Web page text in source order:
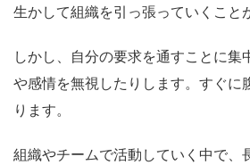
生かして組織を引っ張っていくこと
しかし、自分の要求を通すことに集
や感情を無視したりします。すぐに
ります。
組織やチームで活動していく中で、